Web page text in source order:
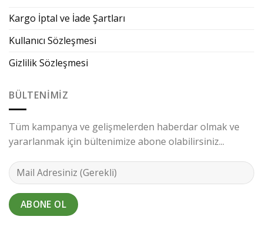
Kargo İptal ve İade Şartları
Kullanıcı Sözleşmesi
Gizlilik Sözleşmesi
BÜLTENIMIZ
Tüm kampanya ve gelişmelerden haberdar olmak ve
yararlanmak için bültenimize abone olabilirsiniz...